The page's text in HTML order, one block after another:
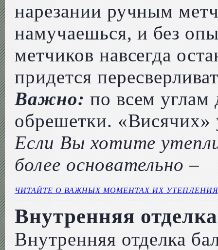
нарезании ручным
намучаешься, и без
метчиков навсегда
придется
Важно: по всем
обрешетки. «Висячих»
Если Вы хотите
более основательно –
ЧИТАЙТЕ О ВАЖНЫХ МОМЕНТАХ ИХ
Внутренняя
Внутренняя отделка